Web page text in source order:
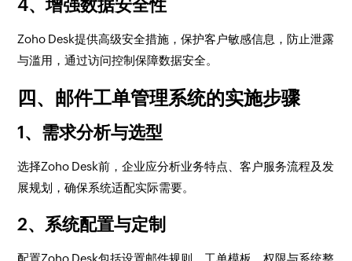
4、增强数据安全性
Zoho Desk提供高级安全措施，保护客户敏感信息，防止泄露
与滥用，通过访问控制保障数据安全。
四、邮件工单管理系统的实施步骤
1、需求分析与选型
选择Zoho Desk前，企业应分析业务特点、客户服务流程及发
展规划，确保系统适配实际需要。
2、系统配置与定制
配置Zoho Desk包括设置邮件规则、工单模板、权限与系统整